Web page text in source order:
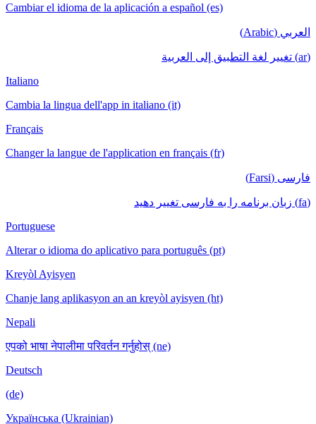
Cambiar el idioma de la aplicación a español (es)
العربي (Arabic)
(ar) تغيير لغة التطبيق إلى العربية
Italiano
Cambia la lingua dell'app in italiano (it)
Français
Changer la langue de l'application en français (fr)
فارسی (Farsi)
(fa) زبان برنامه را به فارسی تغییر دهید
Portuguese
Alterar o idioma do aplicativo para português (pt)
Kreyòl Ayisyen
Chanje lang aplikasyon an an kreyòl ayisyen (ht)
Nepali
एपको भाषा नेपालीमा परिवर्तन गर्नुहोस् (ne)
Deutsch
(de)
Українська (Ukrainian)